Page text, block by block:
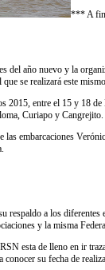
*** A
del año nuevo y la
se realizará este
2015, entre el 15 y 18
Curiapo y Cangrejito.
las embarcaciones
respaldo a los
y la misma
esta de lleno en ir
su fecha de